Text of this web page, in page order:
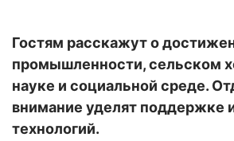
Гостям расскажут о
промышленности, сельском
науке и социальной среде.
внимание уделят поддержке
технологий.